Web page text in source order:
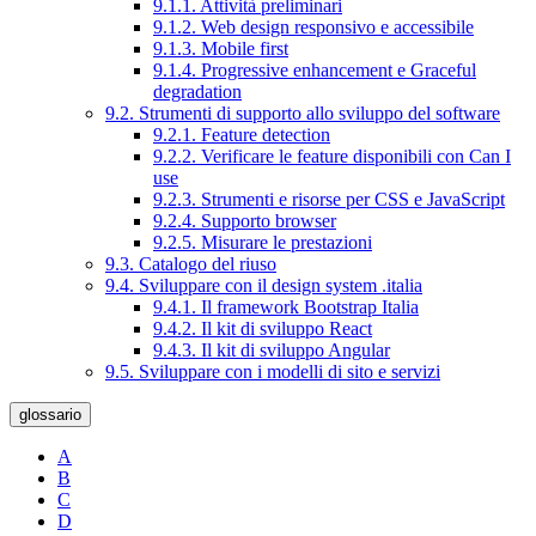
9.1.1. Attività preliminari
9.1.2. Web design responsivo e accessibile
9.1.3. Mobile first
9.1.4. Progressive enhancement e Graceful
degradation
9.2. Strumenti di supporto allo sviluppo del software
9.2.1. Feature detection
9.2.2. Verificare le feature disponibili con Can I
use
9.2.3. Strumenti e risorse per CSS e JavaScript
9.2.4. Supporto browser
9.2.5. Misurare le prestazioni
9.3. Catalogo del riuso
9.4. Sviluppare con il design system .italia
9.4.1. Il framework Bootstrap Italia
9.4.2. Il kit di sviluppo React
9.4.3. Il kit di sviluppo Angular
9.5. Sviluppare con i modelli di sito e servizi
glossario
A
B
C
D